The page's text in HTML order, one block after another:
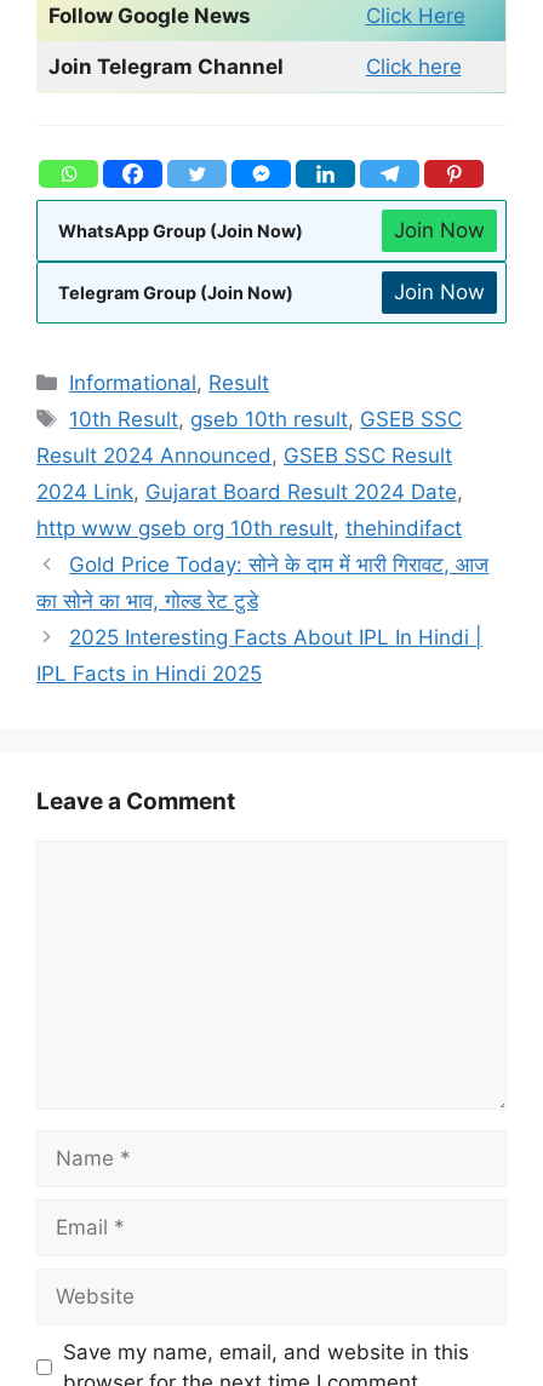
Follow Google News Click Here
Join Telegram Channel Click here
WhatsApp Group (Join Now) Join Now
Telegram Group (Join Now) Join Now
Informational, Result
10th Result, gseb 10th result, GSEB SSC
Result 2024 Announced , GSEB SSC Result
2024 Link, Gujarat Board Result 2024 Date,
http www gseb org 10th result, thehindifact
Gold Price Today: सोने के दाम में भारी गिरावट, आज
का सोने का भाव, गोल्ड रेट टुडे
2025 Interesting Facts About IPL In Hindi |
IPL Facts in Hindi 2025
Leave a Comment
Save my name, email, and website in this